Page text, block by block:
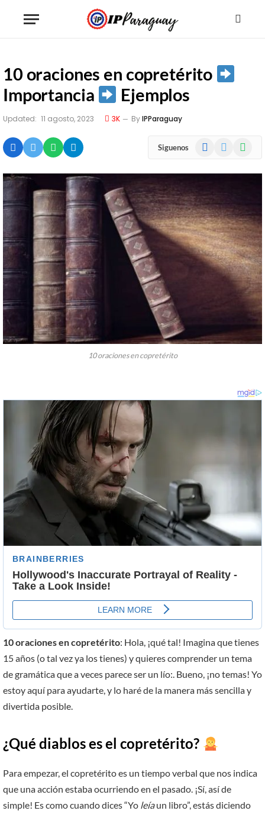
10 oraciones en copretérito
Importancia
Ejemplos
Updated: 11 agosto, 2023 3K ByIPParaguay
Siguenos Facebook
10 oraciones en copretérito
10 oraciones en copretérito: Hola, ¡qué tal! Imagina que tienes
15 años (o tal vez ya los tienes) y quieres comprender un tema
de gramática que a veces parece ser un lío:. Bueno, ¡no temas! Yo
estoy aquí para ayudarte, y lo haré de la manera más sencilla y
divertida posible.
¿Qué diablos es el copretérito?
Para empezar, el copretérito es un tiempo verbal que nos indica
que una acción estaba ocurriendo en el pasado. ¡Sí, así de
simple! Es como cuando dices “Yo leíaun libro”, estás diciendo